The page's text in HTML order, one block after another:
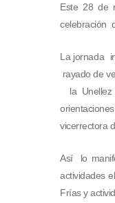
Este 28 de
celebración
La jornada
rayado de
la Unellez
vicerrectora
Así lo
actividades
Frías y